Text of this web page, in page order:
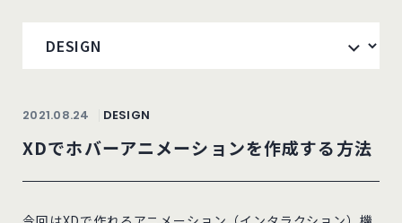
2021.08.24 DESIGN
XDでホバーアニメーションを作成する方法